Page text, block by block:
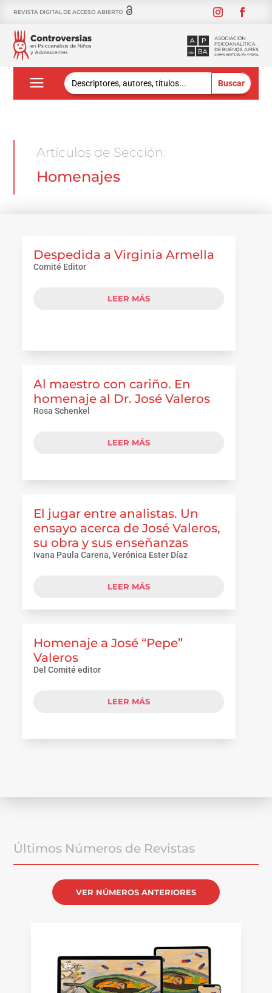
REVISTA DIGITAL DE ACCESO ABIERTO
Buscar:
Artículos de Sección:
Homenajes
Despedida a Virginia Armella
Comité Editor
LEER MÁS
Al maestro con cariño. En
homenaje al Dr. José Valeros
Rosa Schenkel
LEER MÁS
El jugar entre analistas. Un
ensayo acerca de José Valeros,
su obra y sus enseñanzas
Ivana Paula Carena, Verónica Ester Díaz
LEER MÁS
Homenaje a José “Pepe”
Valeros
Del Comité editor
LEER MÁS
Últimos Números de Revistas
VER NÚMEROS ANTERIORES